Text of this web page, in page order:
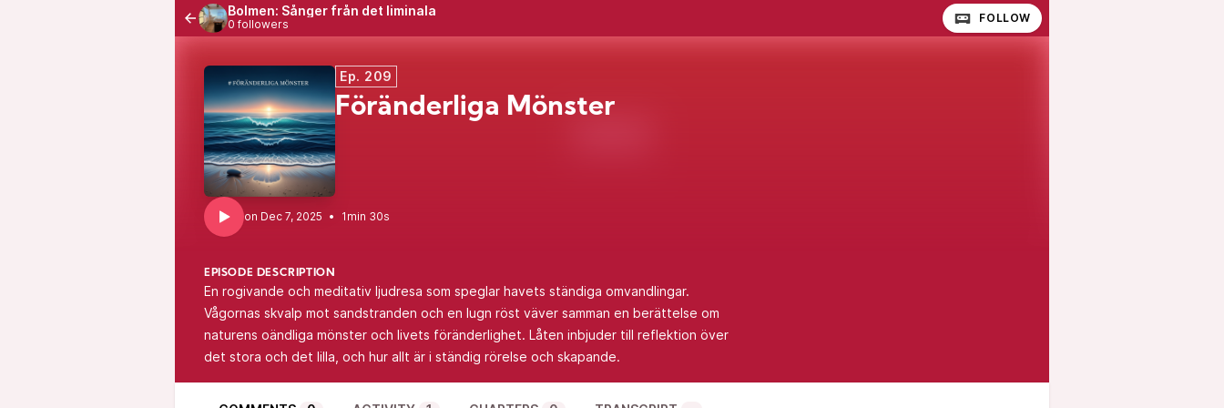
Bolmen: Sånger från det liminala
0 followers FOLLOW
Ep. 209
Föränderliga Mönster
• 1min 30s
EPISODE DESCRIPTION
En rogivande och meditativ ljudresa som speglar havets ständiga omvandlingar.
Vågornas skvalp mot sandstranden och en lugn röst väver samman en berättelse om
naturens oändliga mönster och livets föränderlighet. Låten inbjuder till reflektion över
det stora och det lilla, och hur allt är i ständig rörelse och skapande.